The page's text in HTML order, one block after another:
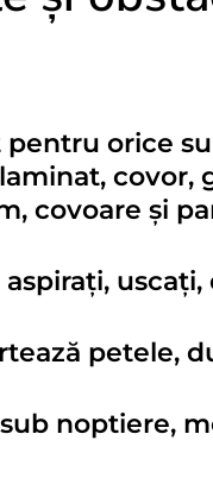
orice
covor,
covoare și
aspirați,
petele,
noptiere,